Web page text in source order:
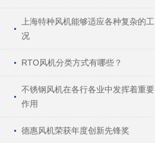
上海特种风机能够适应各种复杂的工
况
RTO风机分类方式有哪些？
不锈钢风机在各行各业中发挥着重要
作用
德惠风机荣获年度创新先锋奖